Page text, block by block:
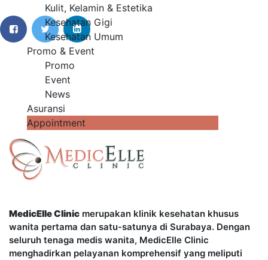
Kulit, Kelamin & Estetika
Kesehatan Gigi
Kesehatan Umum
Promo & Event
Promo
Event
News
Asuransi
Appointment
MedicElle Clinic merupakan klinik kesehatan khusus
wanita pertama dan satu-satunya di Surabaya. Dengan
seluruh tenaga medis wanita, MedicElle Clinic
menghadirkan pelayanan komprehensif yang meliputi